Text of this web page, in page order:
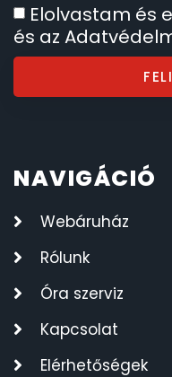
Elolvastam és
és az
NAVIGÁCIÓ
Webáruház
Rólunk
Óra szerviz
Kapcsolat
Elérhetőségek